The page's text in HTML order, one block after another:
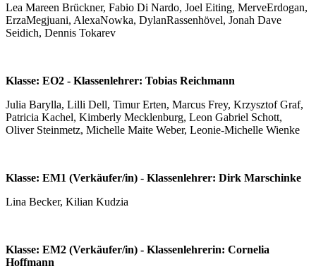
Lea Mareen Brückner, Fabio Di Nardo, Joel Eiting, MerveErdogan,
ErzaMegjuani, AlexaNowka, DylanRassenhövel, Jonah Dave
Seidich, Dennis Tokarev
Klasse: EO2 - Klassenlehrer: Tobias Reichmann
Julia Barylla, Lilli Dell, Timur Erten, Marcus Frey, Krzysztof Graf,
Patricia Kachel, Kimberly Mecklenburg, Leon Gabriel Schott,
Oliver Steinmetz, Michelle Maite Weber, Leonie-Michelle Wienke
Klasse: EM1 (Verkäufer/in) - Klassenlehrer: Dirk Marschinke
Lina Becker, Kilian Kudzia
Klasse: EM2 (Verkäufer/in) - Klassenlehrerin: Cornelia
Hoffmann